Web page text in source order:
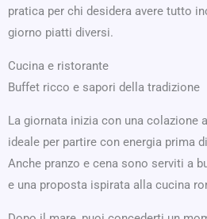
pratica per chi desidera avere tutto
giorno piatti diversi.
Cucina e ristorante
Buffet ricco e sapori della tradizione
La giornata inizia con una colazione
ideale per partire con energia prima
Anche pranzo e cena sono serviti a
e una proposta ispirata alla cucina